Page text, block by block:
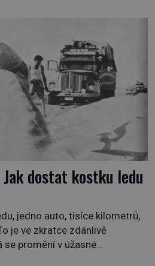
ví už celá staletí. Zvíře
dosahuje […]
dostat kostku ledu
jedno auto, tisíce kilometrů,
je ve zkratce zdánlivě
se promění v úžasné